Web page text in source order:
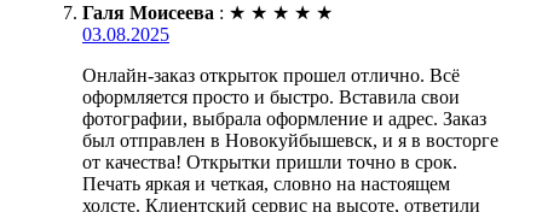
Галя Моисеева : ★ ★ ★ ★ ★
03.08.2025
Онлайн-заказ открыток прошел отлично. Всё
оформляется просто и быстро. Вставила свои
фотографии, выбрала оформление и адрес. Заказ
был отправлен в Новокуйбышевск, и я в восторге
от качества! Открытки пришли точно в срок.
Печать яркая и четкая, словно на настоящем
холсте. Клиентский сервис на высоте, ответили